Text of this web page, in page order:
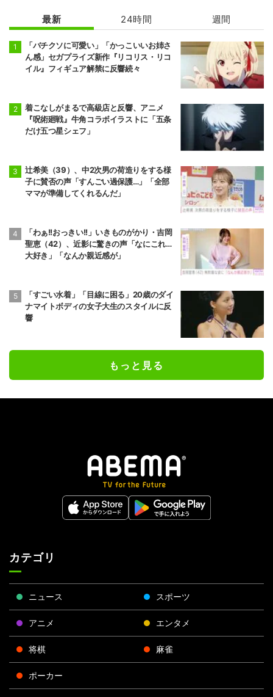
最新 24時間 週間
「バチクソに可愛い」「かっこいいお姉さ
ん感」セガプライズ新作『リコリス・リコ
イル』フィギュア解禁に反響続々
着こなしがまるで高級店と反響、アニメ
『呪術廻戦』牛角コラボイラストに「五条
だけ五つ星シェフ」
辻希美（39）、中2次男の荷造りをする様
子に賛否の声「すんごい過保護…」「全部
ママが準備してくれるんだ」
「わぁ!!おっきい!!」いきものがかり・吉岡
聖恵（42）、近影に驚きの声「なにこれ…
大好き」「なんか親近感が」
「すごい水着」「目線に困る」20歳のダイ
ナマイトボディの女子大生のスタイルに反
響
もっと見る
カテゴリ
ニュース スポーツ
アニメ エンタメ
将棋 麻雀
ポーカー